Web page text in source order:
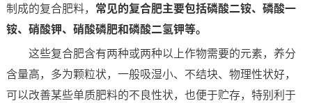
制成的复合肥料， 常见的复合肥主要包括磷酸二铵、磷酸一
铵、硝酸钾、硝酸磷肥和磷酸二氢钾等。
这些复合肥含有两种或两种以上作物需要的元素，养分
含量高，多为颗粒状，一般吸湿小、不结块、物理性状好，
可以改善某些单质肥料的不良性状，也便于贮存，特别利于